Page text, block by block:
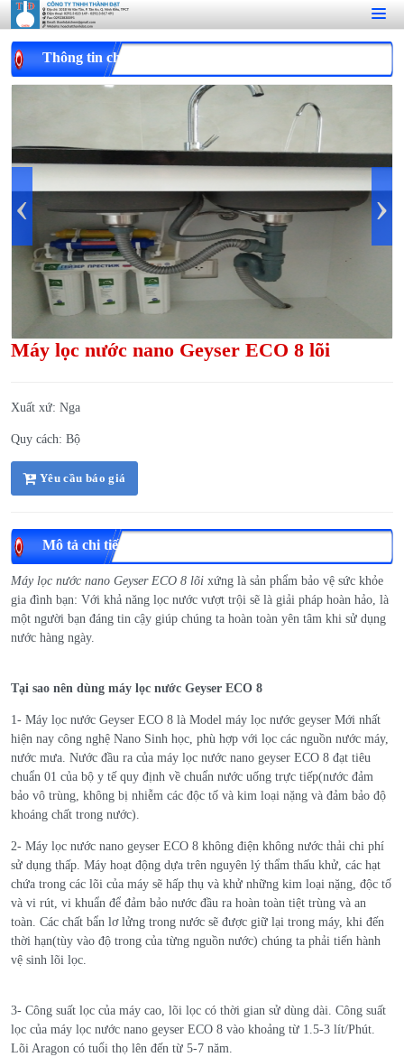
Thông tin chi tiết
‹ ›
Máy lọc nước nano Geyser ECO 8 lõi
Xuất xứ: Nga
Quy cách: Bộ
Yêu cầu báo giá
Mô tả chi tiết
Máy lọc nước nano Geyser ECO 8 lõi xứng là sản phẩm bảo vệ sức khỏe
gia đình bạn: Với khả năng lọc nước vượt trội sẽ là giải pháp hoàn hảo, là
một người bạn đáng tin cậy giúp chúng ta hoàn toàn yên tâm khi sử dụng
nước hàng ngày.
Tại sao nên dùng máy lọc nước Geyser ECO 8
1- Máy lọc nước Geyser ECO 8 là Model máy lọc nước geyser Mới nhất
hiện nay công nghệ Nano Sinh học, phù hợp với lọc các nguồn nước máy,
nước mưa. Nước đầu ra của máy lọc nước nano geyser ECO 8 đạt tiêu
chuẩn 01 của bộ y tế quy định về chuẩn nước uống trực tiếp(nước đảm
bảo vô trùng, không bị nhiễm các độc tố và kim loại nặng và đảm bảo độ
khoáng chất trong nước).
2- Máy lọc nước nano geyser ECO 8 không điện không nước thải chi phí
sử dụng thấp. Máy hoạt động dựa trên nguyên lý thẩm thấu khử, các hạt
chứa trong các lõi của máy sẽ hấp thụ và khử những kim loại nặng, độc tố
và vi rút, vi khuẩn để đảm bảo nước đầu ra hoàn toàn tiệt trùng và an
toàn. Các chất bẩn lơ lửng trong nước sẽ được giữ lại trong máy, khi đến
thời hạn(tùy vào độ trong của từng nguồn nước) chúng ta phải tiến hành
vệ sinh lõi lọc.
3- Công suất lọc của máy cao, lõi lọc có thời gian sử dùng dài. Công suất
lọc của máy lọc nước nano geyser ECO 8 vào khoảng từ 1.5-3 lít/Phút.
Lõi Aragon có tuổi thọ lên đến từ 5-7 năm.